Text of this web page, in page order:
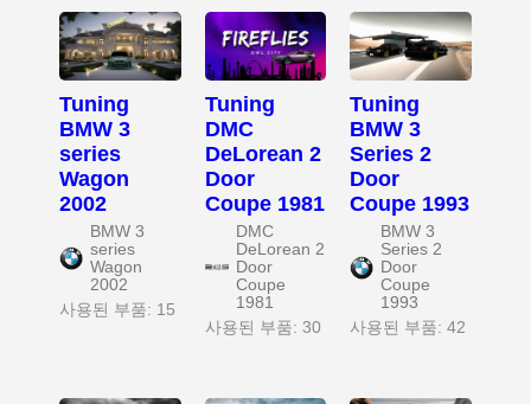
Tuning
BMW 3
series
Wagon
2002
BMW 3
series
Wagon
2002
사용된 부품: 15
Tuning
DMC
DeLorean 2
Door
Coupe 1981
DMC
DeLorean 2
Door
Coupe
1981
사용된 부품: 30
Tuning
BMW 3
Series 2
Door
Coupe 1993
BMW 3
Series 2
Door
Coupe
1993
사용된 부품: 42